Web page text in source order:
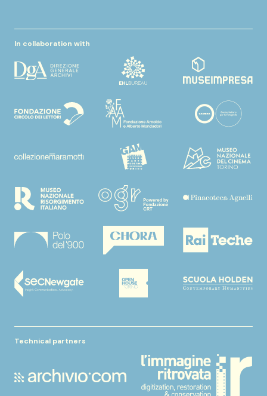
In collaboration with
Technical partners